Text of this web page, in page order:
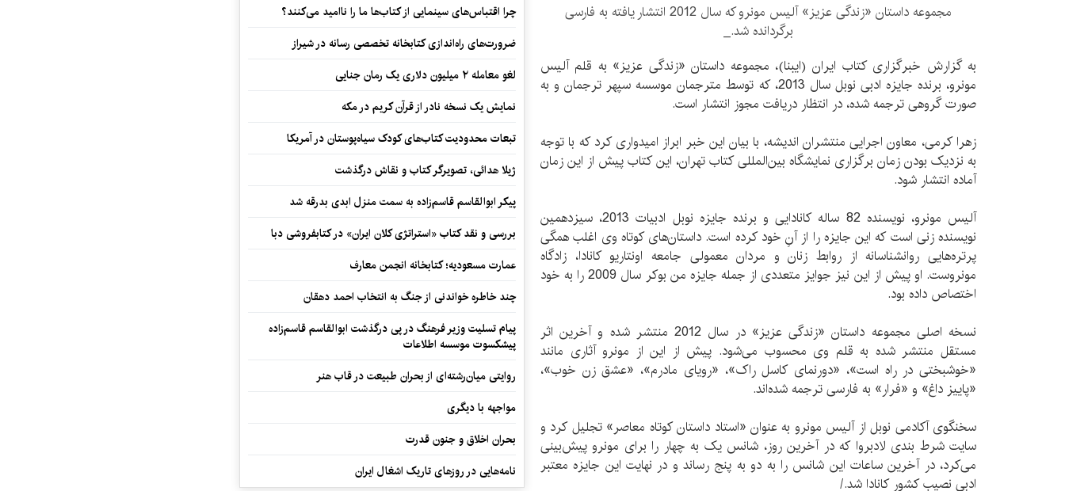
مجموعه داستان «زندگی عزیز» آلیس مونرو که سال 2012 انتشار یافته به فارسی
برگردانده شد._
به گزارش خبرگزاری کتاب ایران (ایبنا)، مجموعه داستان «زندگی عزیز» به قلم آلیس
مونرو، برنده جایزه ادبی نوبل سال 2013، که توسط مترجمان موسسه سپهر ترجمان و به
صورت گروهی ترجمه شده، در انتظار دریافت مجوز انتشار است.
زهرا کرمی، معاون اجرایی منتشران اندیشه، با بیان این خبر ابراز امیدواری کرد که با توجه
به نزدیک بودن زمان برگزاری نمایشگاه بین‌المللی کتاب تهران، این کتاب پیش از این زمان
آماده انتشار شود.
آلیس مونرو، نویسنده 82 ساله کانادایی و برنده جایزه نوبل ادبیات 2013، سیزدهمین
نویسنده زنی است که این جایزه را از آنِ خود کرده‌ است. داستان‌های کوتاه وی اغلب همگی
پرتره‌هايی روانشناسانه از روابط زنان و مردان معمولی جامعه اونتاریو کانادا، زادگاه
مونروست. او پیش از این نیز جوایز متعددی از جمله جایزه من بوکر سال 2009 را به خود
اختصاص داده بود.
نسخه اصلی مجموعه داستان «زندگی عزیز» در سال 2012 منتشر شده و آخرین اثر
مستقل منتشر شده به قلم وی محسوب می‌شود. پیش از این از مونرو آثاری مانند
«خوشبختی در راه است»، «دورنمای کاسل راک»، «رویای مادرم»، «عشق زن خوب»،
«پاییز داغ» و «فرار» به فارسی ترجمه شده‌اند.
سخنگوی آکادمی نوبل از آلیس مونرو به عنوان «استاد داستان کوتاه معاصر» تجلیل کرد و
سایت شرط بندی لادبروا که در آخرین روز، شانس یک به چهار را برای مونرو پیش‌بینی
می‌کرد، در آخرین ساعات این شانس را به دو به پنج رساند و در نهایت این جایزه معتبر
ادبی نصیب کشور کانادا شد./
چرا اقتباس‌های سینمایی از کتاب‌ها ما را ناامید می‌کنند؟
ضرورت‌های راه‌اندازی کتابخانه تخصصی رسانه در شیراز
لغو معامله ۲ میلیون دلاری یک رمان جنایی
نمایش یک نسخه نادر از قرآن کریم در مکه
تبعات محدودیت کتاب‌های کودک سیاه‌پوستان در آمریکا
ژیلا هدائی، تصویرگر کتاب و نقاش درگذشت
پیکر ابوالقاسم قاسم‌زاده به سمت منزل ابدی بدرقه شد
بررسی و نقد کتاب «استراتژی کلان ایران» در کتابفروشی دبا
عمارت مسعودیه؛ کتابخانه انجمن معارف
چند خاطره خواندنی از جنگ به انتخاب احمد دهقان
پیام تسلیت وزیر فرهنگ در پی درگذشت ابوالقاسم قاسم‌زاده
پیشکسوت موسسه اطلاعات
روایتی میان‌رشته‌ای از بحران طبیعت در قاب هنر
مواجهه با دیگری
بحران اخلاق و جنون قدرت
نامه‌هایی در روزهای تاریک اشغال ایران